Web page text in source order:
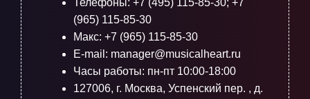
Телефоны: +7 (495) 115-85-30; +7
(965) 115-85-30
Макс: +7 (965) 115-85-30
E-mail: manager@musicalheart.ru
Часы работы: пн-пт 10:00-18:00
127006, г. Москва, Успенский пер. , д.